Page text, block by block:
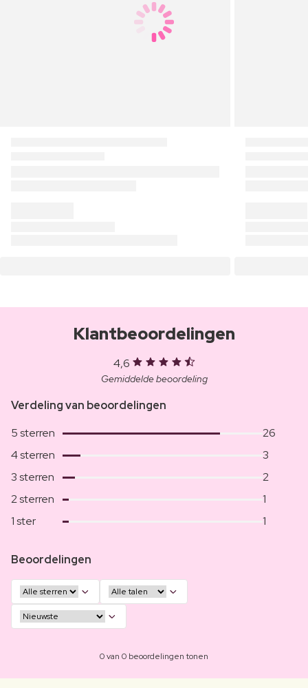
Klantbeoordelingen
4,6
Gemiddelde beoordeling
Verdeling van beoordelingen
5 sterren
26
4 sterren
3
3 sterren
2
2 sterren
1
1 ster
1
Beoordelingen
0 van 0 beoordelingen tonen